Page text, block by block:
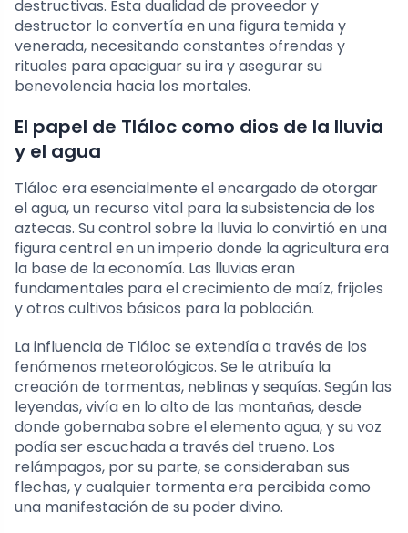
destructivas. Esta dualidad de proveedor y
destructor lo convertía en una figura temida y
venerada, necesitando constantes ofrendas y
rituales para apaciguar su ira y asegurar su
benevolencia hacia los mortales.
El papel de Tláloc como dios de la lluvia
y el agua
Tláloc era esencialmente el encargado de otorgar
el agua, un recurso vital para la subsistencia de los
aztecas. Su control sobre la lluvia lo convirtió en una
figura central en un imperio donde la agricultura era
la base de la economía. Las lluvias eran
fundamentales para el crecimiento de maíz, frijoles
y otros cultivos básicos para la población.
La influencia de Tláloc se extendía a través de los
fenómenos meteorológicos. Se le atribuía la
creación de tormentas, neblinas y sequías. Según las
leyendas, vivía en lo alto de las montañas, desde
donde gobernaba sobre el elemento agua, y su voz
podía ser escuchada a través del trueno. Los
relámpagos, por su parte, se consideraban sus
flechas, y cualquier tormenta era percibida como
una manifestación de su poder divino.